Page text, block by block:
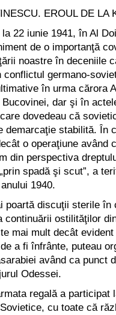
EROUL DE LA
22 iunie 1941, în Al
de o importanţă
noastre în deceniile
conflictul germano-
în urma cărora
dar şi în
dovedeau că
demarcaţie stabilită. În
o operaţiune având
din perspectiva
spadă şi scut”, a
1940.
poartă discuţii sterile în
continuării ostilităţilor
mai mult decât
a fi înfrânte, puteau
având ca punct
Odessei.
regală a participat
cu toate că